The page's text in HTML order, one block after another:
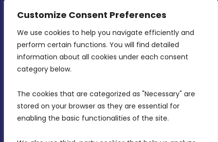
Customize Consent Preferences
We use cookies to help you navigate efficiently and
perform certain functions. You will find detailed
information about all cookies under each consent
category below.
The cookies that are categorized as "Necessary" are
stored on your browser as they are essential for
enabling the basic functionalities of the site.
Strategy
CONTACT INFO
MDIA, Twenty20 Business Centre, Triq l-
Birkirkara, CBD 3050
(356) 21 828 800